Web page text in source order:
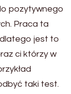
pozytywnego
Praca ta
jest to
ci którzy w
taki test.